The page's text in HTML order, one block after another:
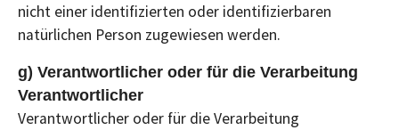
nicht einer identifizierten oder identifizierbaren
natürlichen Person zugewiesen werden.
g) Verantwortlicher oder für die Verarbeitung
Verantwortlicher
Verantwortlicher oder für die Verarbeitung